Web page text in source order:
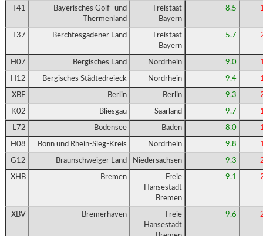
T41
Bayerisches Golf- und
Thermenland
Freistaat
Bayern
8.5
T37 Berchtesgadener Land
Freistaat
Bayern
5.7
H07 Bergisches Land Nordrhein 9.0
H12 Bergisches Städtedreieck Nordrhein 9.4
XBE Berlin Berlin 9.3
K02 Bliesgau Saarland 9.7
L72 Bodensee Baden 8.0
H08 Bonn und Rhein-Sieg-Kreis Nordrhein 9.8
G12 Braunschweiger Land Niedersachsen 9.3
XHB Bremen
Freie
Hansestadt
Bremen
9.1
XBV Bremerhaven
Freie
Hansestadt
9.6